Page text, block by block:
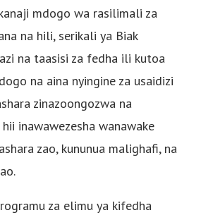
mdogo wa rasilimali za
na hili, serikali ya Biak
na taasisi za fedha ili kutoa
na aina nyingine za usaidizi
zinazoongozwa na
inawawezesha wanawake
zao, kununua malighafi, na
za elimu ya kifedha